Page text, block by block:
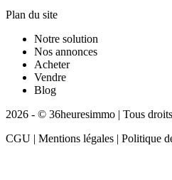
Plan du site
Notre solution
Nos annonces
Acheter
Vendre
Blog
2026 - © 36heuresimmo | Tous
CGU | Mentions légales | Politique